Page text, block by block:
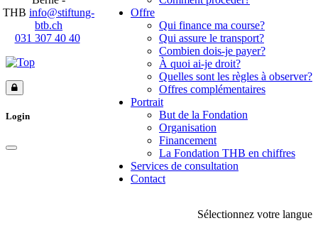
Offre
Qui finance ma course?
Qui assure le transport?
Combien dois-je payer?
À quoi ai-je droit?
Quelles sont les règles à observer?
Offres complémentaires
Portrait
But de la Fondation
Organisation
Financement
La Fondation THB en chiffres
Services de consultation
Contact
Sélectionnez votre langue
THB info@stiftung-
btb.ch
031 307 40 40
Login